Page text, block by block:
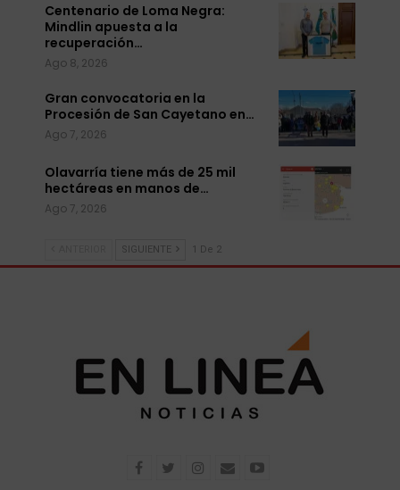
Centenario de Loma Negra:
Mindlin apuesta a la
recuperación…
Ago 8, 2026
Gran convocatoria en la
Procesión de San Cayetano en…
Ago 7, 2026
Olavarría tiene más de 25 mil
hectáreas en manos de…
Ago 7, 2026
SIGUIENTE 1 De 2